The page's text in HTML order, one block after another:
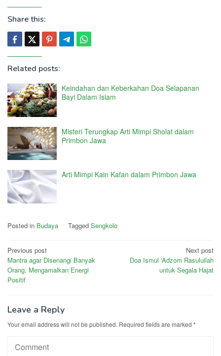
Share this:
Related posts:
Keindahan dan Keberkahan Doa Selapanan
Bayi Dalam Islam
Misteri Terungkap Arti Mimpi Sholat dalam
Primbon Jawa
Arti Mimpi Kain Kafan dalam Primbon Jawa
Posted in Budaya Tagged Sengkolo
Post
navigation
Previous post
Mantra agar Disenangi Banyak
Orang, Mengamalkan Energi
Positif
Next post
Doa Ismul ‘Adzom Rasulullah
untuk Segala Hajat
Leave a Reply
Your email address will not be published. Required fields are marked *